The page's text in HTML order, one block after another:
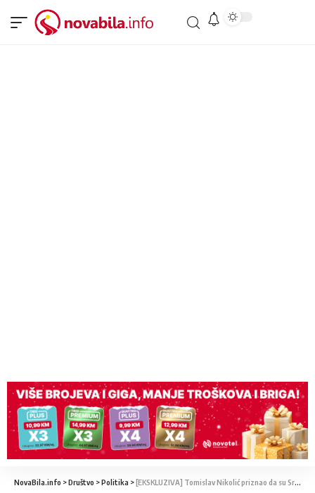
NovaBila.info >Društvo >Politika > [EKSKLUZIVA] Tomislav Nikolić priznao da su Srbi izgubili Domovinski rat u Hrvatskoj!